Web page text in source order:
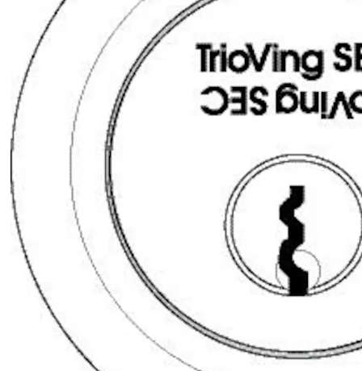
SY4537ESP SYLINDER
FKRM 9340027AB01Enk.pk.
Overflate: FKRM
Type sylinder:
System